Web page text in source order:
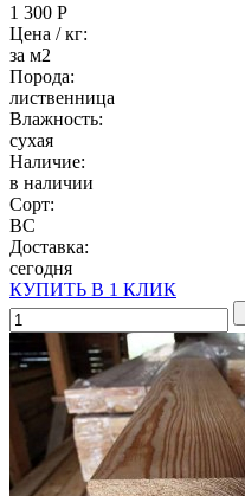
1 300 Р
Цена / кг:
за м2
Порода:
лиственница
Влажность:
сухая
Наличие:
в наличии
Сорт:
BC
Доставка:
сегодня
КУПИТЬ В 1 КЛИК